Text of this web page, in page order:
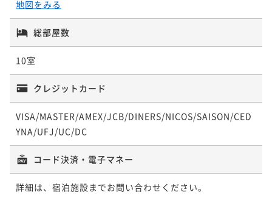
ポイントアップ
の幸 極上舟盛付きお糸路プラン」
二食付き
ポイント即利用で最大7％OFF
2名 ¥ 73,656 ~
ポイントアップ
【グルメの達人】今が旬！冬季限定！ふぐの名勝・伊
良湖岬「特選天然とらふぐ会席」
二食付き 現地決済可 事前決済可
IN 15:00 - 19:00 OUT10:00
ポイントアップ
【井筒楼】【早期割60】10％OFF！鮮度抜群の新鮮魚
二食付き
¥ 53,400 ~
ポイントアップ
【井筒楼】１品プラス！旬の地魚会席とあつみ牛を堪
能「石焼ステーキ付きお糸路プラン」
二食付き 現地決済可 事前決済可
IN 15:00 - 19:00 OUT10:00
地図をみる
総部屋数
10室
クレジットカード
VISA/MASTER/AMEX/JCB/DINERS/NICOS/SAISON/CED
YNA/UFJ/UC/DC
コード決済・電子マネー
詳細は、宿泊施設までお問い合わせください。